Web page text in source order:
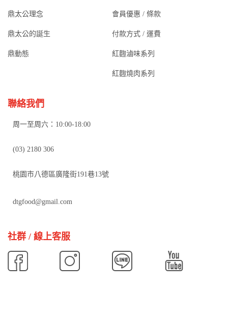
鼎太公理念
鼎太公的誕生
鼎動態
會員優惠 / 條款
付款方式 / 運費
紅麴滷味系列
紅麴燒肉系列
聯絡我們
周一至周六：10:00-18:00
(03) 2180 306
桃園市八德區廣隆街191巷13號
dtgfood@gmail.com
社群 / 線上客服